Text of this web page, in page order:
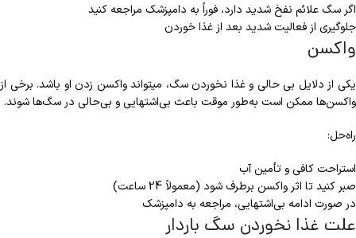
اگر سگ علائم نفخ شدید دارد، فوراً به دامپزشک مراجعه کنید
جلوگیری از فعالیت شدید بعد از غذا خوردن
واکسن
یکی از دلایل بی حالی و غذا نخوردن سگ، می‎تواند واکسن زدن او باشد. برخی از
واکسن‌ها ممکن است به‌طور موقت باعث بی‌اشتهایی و بی‌حالی در سگ‌ها شوند.
راه‌حل:
استراحت کافی و تأمین آب
صبر کنید تا اثر واکسن برطرف شود (معمولاً 24 ساعت)
در صورت ادامه بی‌اشتهایی، مراجعه به دامپزشک
علت غذا نخوردن سگ باردار